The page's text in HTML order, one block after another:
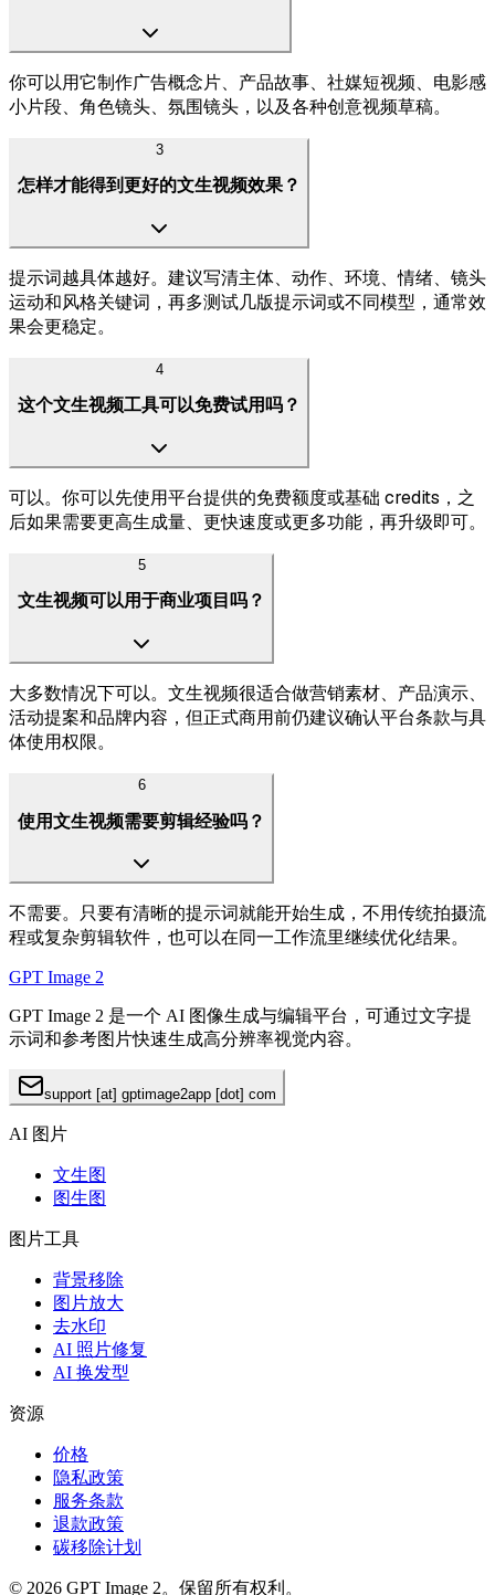
你可以用它制作广告概念片、产品故事、社媒短视频、电影感
小片段、角色镜头、氛围镜头，以及各种创意视频草稿。
3
怎样才能得到更好的文生视频效果？
提示词越具体越好。建议写清主体、动作、环境、情绪、镜头
运动和风格关键词，再多测试几版提示词或不同模型，通常效
果会更稳定。
4
这个文生视频工具可以免费试用吗？
可以。你可以先使用平台提供的免费额度或基础 credits，之
后如果需要更高生成量、更快速度或更多功能，再升级即可。
5
文生视频可以用于商业项目吗？
大多数情况下可以。文生视频很适合做营销素材、产品演示、
活动提案和品牌内容，但正式商用前仍建议确认平台条款与具
体使用权限。
6
使用文生视频需要剪辑经验吗？
不需要。只要有清晰的提示词就能开始生成，不用传统拍摄流
程或复杂剪辑软件，也可以在同一工作流里继续优化结果。
GPT Image 2
GPT Image 2 是一个 AI 图像生成与编辑平台，可通过文字提
示词和参考图片快速生成高分辨率视觉内容。
support [at] gptimage2app [dot] com
AI 图片
文生图
图生图
图片工具
背景移除
图片放大
去水印
AI 照片修复
AI 换发型
资源
价格
隐私政策
服务条款
退款政策
碳移除计划
© 2026 GPT Image 2。保留所有权利。